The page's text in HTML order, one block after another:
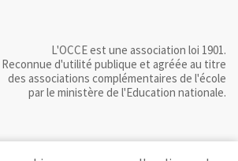
L'OCCE est une association loi 1901.
Reconnue d'utilité publique et agréée au titre
des associations complémentaires de l'école
par le ministère de l'Education nationale.